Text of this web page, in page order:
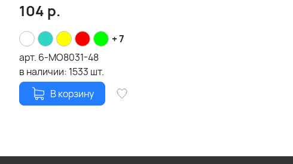
104 р.
+ 7
арт. 6-MO8031-48
в наличии: 1533 шт.
В корзину